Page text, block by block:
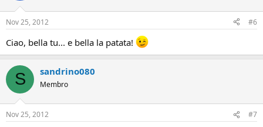
Nov 25, 2012 #6
Ciao, bella tu... e bella la patata!
S sandrino080
Membro
Nov 25, 2012 #7